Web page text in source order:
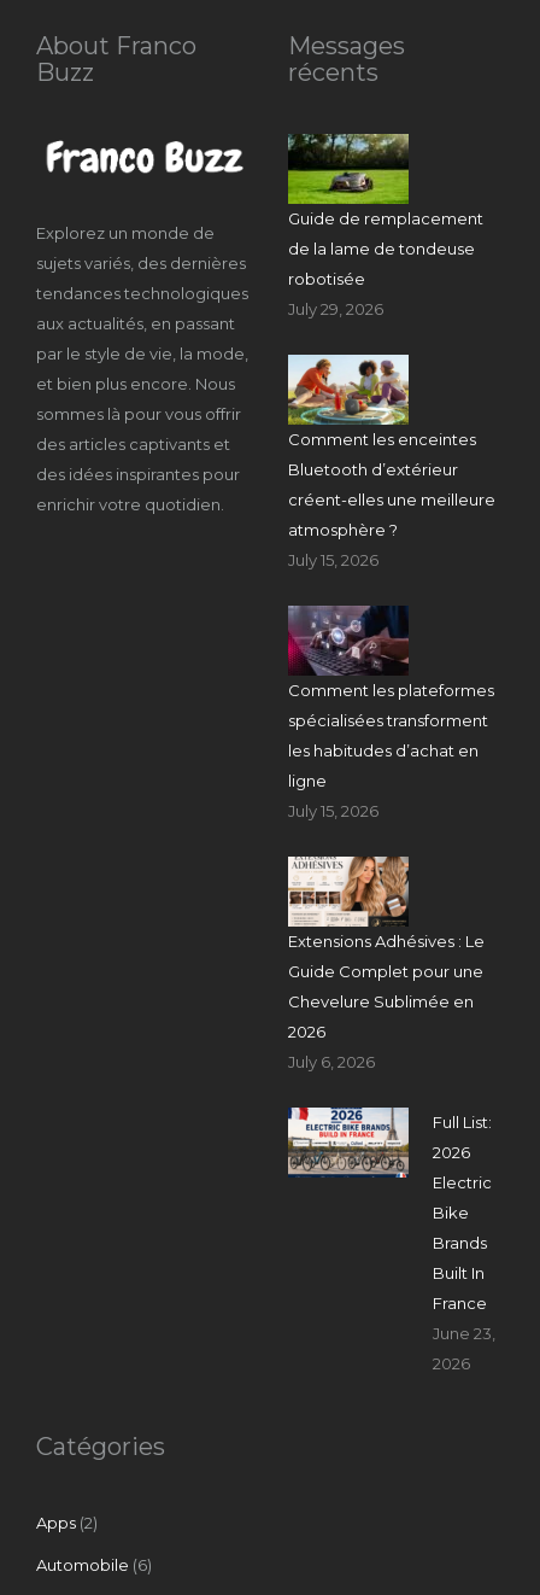
About Franco
Buzz
Explorez un monde de
sujets variés, des dernières
tendances technologiques
aux actualités, en passant
par le style de vie, la mode,
et bien plus encore. Nous
sommes là pour vous offrir
des articles captivants et
des idées inspirantes pour
enrichir votre quotidien.
Messages
récents
Guide de remplacement
de la lame de tondeuse
robotisée
July 29, 2026
Comment les enceintes
Bluetooth d’extérieur
créent-elles une meilleure
atmosphère ?
July 15, 2026
Comment les plateformes
spécialisées transforment
les habitudes d’achat en
ligne
July 15, 2026
Extensions Adhésives : Le
Guide Complet pour une
Chevelure Sublimée en
2026
July 6, 2026
Full List:
2026
Electric
Bike
Brands
Built In
France
June 23,
2026
Catégories
Apps (2)
Automobile (6)